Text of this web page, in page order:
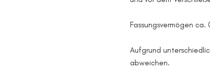
Fassungsvermögen ca.
Aufgrund
abweichen.